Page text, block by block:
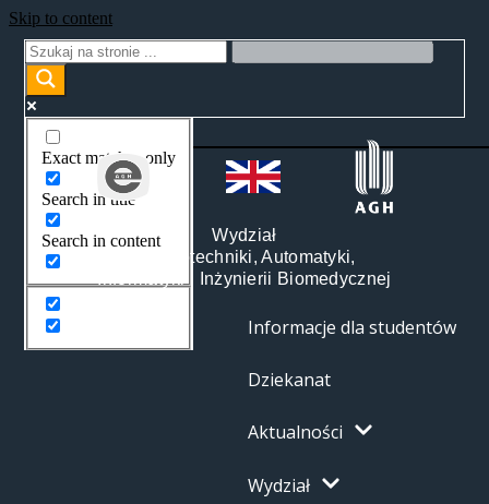
Skip to content
Exact matches only
Search in title
Search in content
Wydział
Elektrotechniki, Automatyki,
Informatyki i Inżynierii Biomedycznej
Informacje dla studentów
Dziekanat
Aktualności
Wydział